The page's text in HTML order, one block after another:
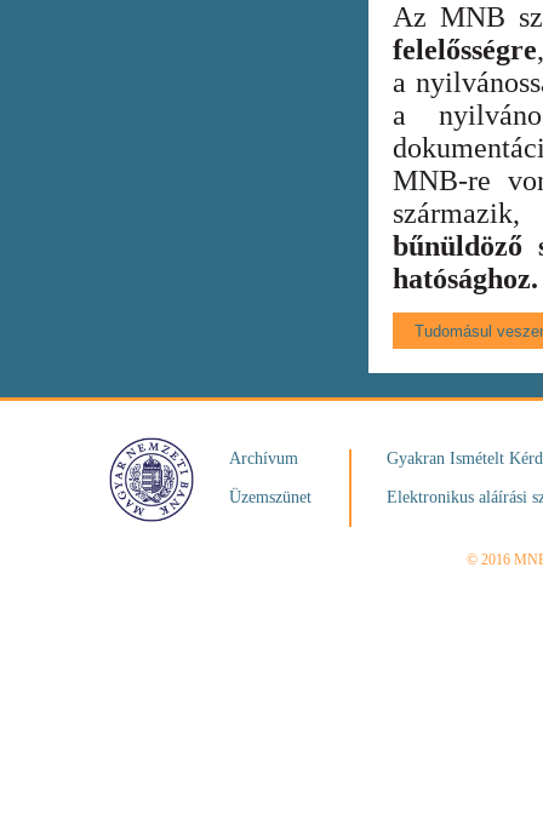
Az MNB
felelősségre
a
a
MNB-re
bűnüldöző
hatósághoz.
Archívum
Üzemszünet
Gyakran Ismételt
Elektronikus aláírási
© 2016